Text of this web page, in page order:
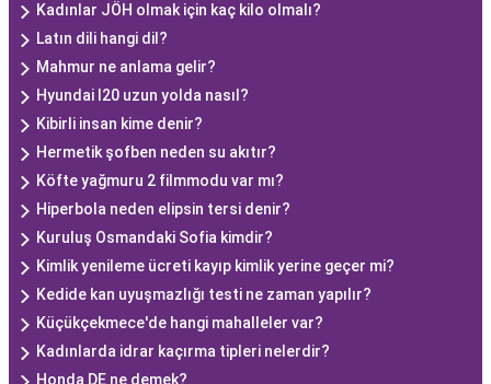
Kadınlar JÖH olmak için kaç kilo olmalı?
Latın dili hangi dil?
Mahmur ne anlama gelir?
Hyundai I20 uzun yolda nasıl?
Kibirli insan kime denir?
Hermetik şofben neden su akıtır?
Köfte yağmuru 2 filmmodu var mı?
Hiperbola neden elipsin tersi denir?
Kuruluş Osmandaki Sofia kimdir?
Kimlik yenileme ücreti kayıp kimlik yerine geçer mi?
Kedide kan uyuşmazlığı testi ne zaman yapılır?
Küçükçekmece'de hangi mahalleler var?
Kadınlarda idrar kaçırma tipleri nelerdir?
Honda DE ne demek?